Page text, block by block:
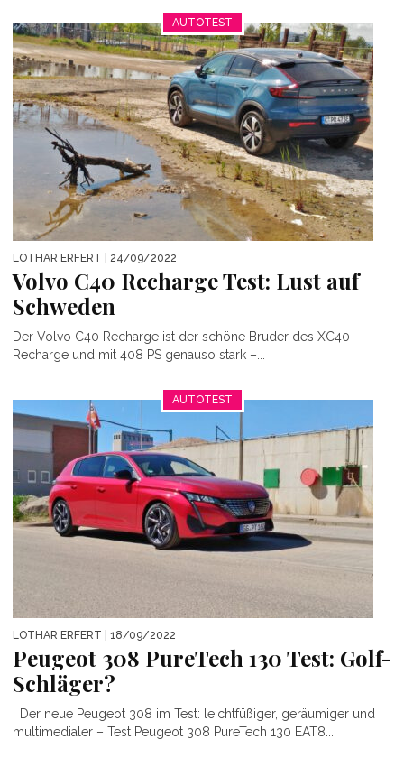
AUTOTEST
LOTHAR ERFERT | 24/09/2022
Volvo C40 Recharge Test: Lust auf
Schweden
Der Volvo C40 Recharge ist der schöne Bruder des XC40
Recharge und mit 408 PS genauso stark –...
AUTOTEST
LOTHAR ERFERT | 18/09/2022
Peugeot 308 PureTech 130 Test: Golf-
Schläger?
Der neue Peugeot 308 im Test: leichtfüßiger, geräumiger und
multimedialer – Test Peugeot 308 PureTech 130 EAT8....